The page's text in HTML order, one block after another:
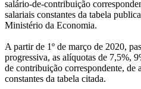
salário-de-contribuição
salariais constantes da tabela
Ministério da Economia.
A partir de 1º de março de 2020,
progressiva, as alíquotas de 7,5%,
de contribuição correspondente, de
constantes da tabela citada.